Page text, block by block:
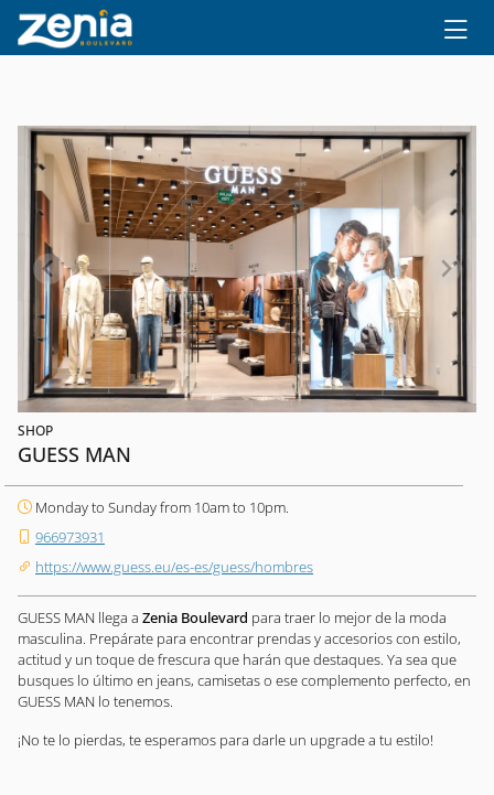
Ir al contenido principal
SHOP
GUESS MAN
Monday to Sunday from 10am to 10pm.
966973931
https://www.guess.eu/es-es/guess/hombres
GUESS MAN llega a Zenia Boulevard para traer lo mejor de la moda
masculina. Prepárate para encontrar prendas y accesorios con estilo,
actitud y un toque de frescura que harán que destaques. Ya sea que
busques lo último en jeans, camisetas o ese complemento perfecto, en
GUESS MAN lo tenemos.
¡No te lo pierdas, te esperamos para darle un upgrade a tu estilo!